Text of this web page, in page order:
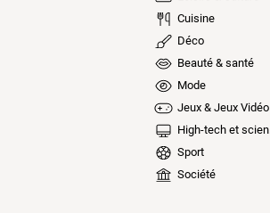
Cuisine
Déco
Beauté & santé
Mode
Jeux & Jeux Vidéo
High-tech et sciences
Sport
Société